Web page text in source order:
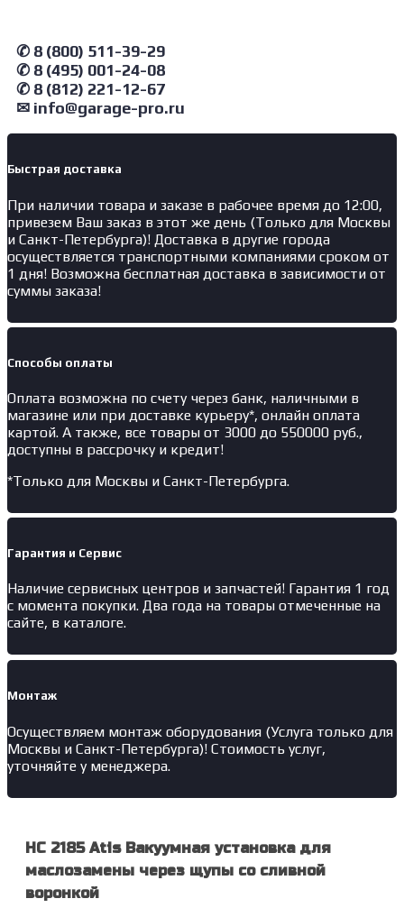
Вакуумная
установка
для
маслозамены
сливной
✆ 8 (800) 511-39-29
✆ 8 (495) 001-24-08
✆ 8 (812) 221-12-67
✉ info@garage-pro.ru
Быстрая доставка
При наличии товара и заказе в рабочее время до 12:00,
привезем Ваш заказ в этот же день (Только для Москвы
и Санкт-Петербурга)! Доставка в другие города
осуществляется транспортными компаниями сроком от
1 дня! Возможна бесплатная доставка в зависимости от
суммы заказа!
Способы оплаты
Оплата возможна по счету через банк, наличными в
магазине или при доставке курьеру*, онлайн оплата
картой. А также, все товары от 3000 до 550000 руб.,
доступны в рассрочку и кредит!
*Только для Москвы и Санкт-Петербурга.
Гарантия и Сервис
Наличие сервисных центров и запчастей! Гарантия 1 год
с момента покупки. Два года на товары отмеченные на
сайте, в каталоге.
Монтаж
Осуществляем монтаж оборудования (Услуга только для
Москвы и Санкт-Петербурга)! Стоимость услуг,
уточняйте у менеджера.
HC 2185 Atis Вакуумная установка для
маслозамены через щупы со сливной
воронкой